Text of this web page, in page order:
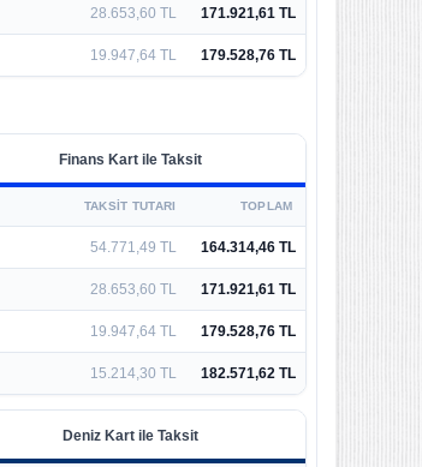
28.653,60 TL 171.921,61 TL
19.947,64 TL 179.528,76 TL
Finans Kart ile Taksit
TAKSIT TUTARI TOPLAM
54.771,49 TL 164.314,46 TL
28.653,60 TL 171.921,61 TL
19.947,64 TL 179.528,76 TL
15.214,30 TL 182.571,62 TL
Deniz Kart ile Taksit